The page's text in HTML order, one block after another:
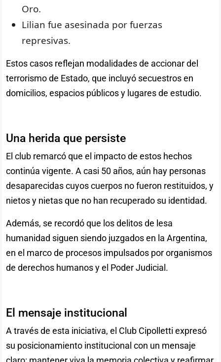
Oro.
Lilian fue asesinada por fuerzas
represivas.
Estos casos reflejan modalidades de accionar del
terrorismo de Estado, que incluyó secuestros en
domicilios, espacios públicos y lugares de estudio.
Una herida que persiste
El club remarcó que el impacto de estos hechos
continúa vigente. A casi 50 años, aún hay personas
desaparecidas cuyos cuerpos no fueron restituidos, y
nietos y nietas que no han recuperado su identidad.
Además, se recordó que los delitos de lesa
humanidad siguen siendo juzgados en la Argentina,
en el marco de procesos impulsados por organismos
de derechos humanos y el Poder Judicial.
El mensaje institucional
A través de esta iniciativa, el Club Cipolletti expresó
su posicionamiento institucional con un mensaje